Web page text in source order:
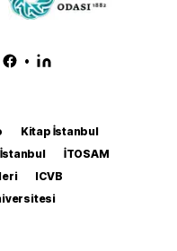
•
Kitap İstanbul
İstanbul
İTOSAM
ICVB